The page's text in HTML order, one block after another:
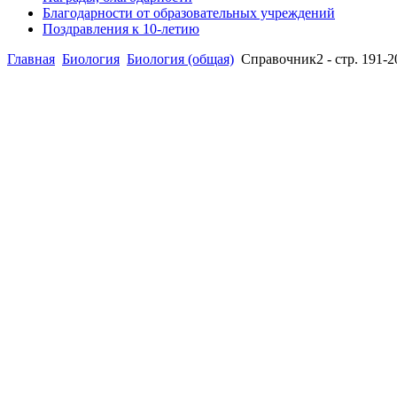
Благодарности от образовательных учреждений
Поздравления к 10-летию
Главная Биология Биология (общая) Справочник2 - стр. 191-